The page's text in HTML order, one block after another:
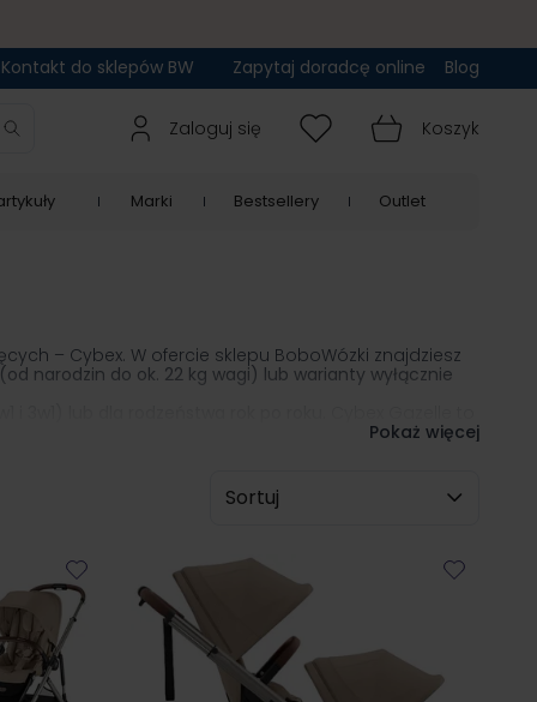
Kontakt do sklepów BW Zapytaj doradcę online Blog
Zaloguj się Koszyk
Marki Bestsellery Outlet
– Cybex. W ofercie sklepu BoboWózki znajdziesz
narodzin do ok. 22 kg wagi) lub warianty wyłącznie
Pokaż więcej
Sortuj wg